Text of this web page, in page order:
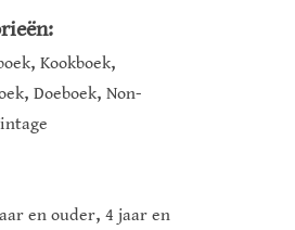
, Kookboek,
, Doeboek, Non-
en ouder, 4 jaar en